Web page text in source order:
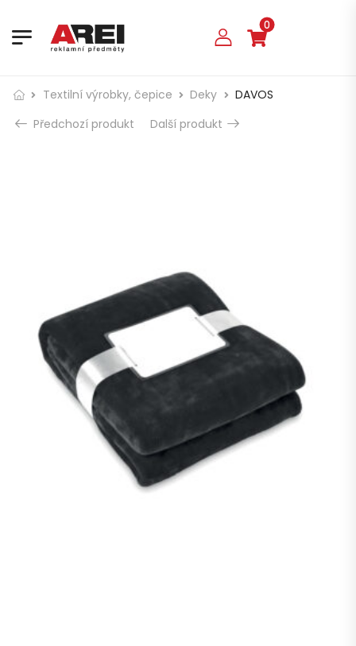
0
Textilní výrobky, čepice Deky
DAVOS
Předchozí produkt
Další produkt